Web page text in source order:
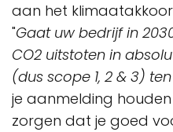
aan het
"Gaat uw bedrijf in
CO2 uitstoten in
(dus scope 1, 2 & 3)
je aanmelding
zorgen dat je goed